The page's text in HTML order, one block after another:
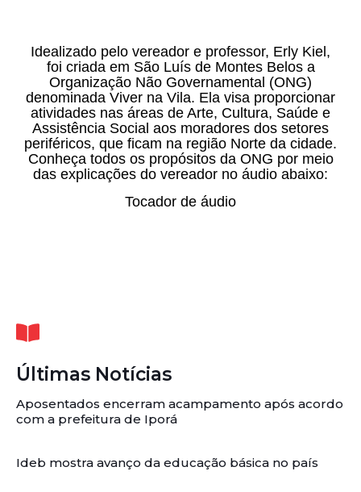
Idealizado pelo vereador e professor, Erly Kiel,
foi criada em São Luís de Montes Belos a
Organização Não Governamental (ONG)
denominada Viver na Vila. Ela visa proporcionar
atividades nas áreas de Arte, Cultura, Saúde e
Assistência Social aos moradores dos setores
periféricos, que ficam na região Norte da cidade.
Conheça todos os propósitos da ONG por meio
das explicações do vereador no áudio abaixo:
Tocador de áudio
Últimas Notícias
Aposentados encerram acampamento após acordo
com a prefeitura de Iporá
Ideb mostra avanço da educação básica no país